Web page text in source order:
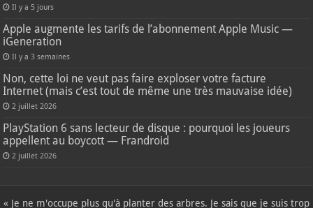
Il y a 5 jours
Apple augmente les tarifs de l’abonnement Apple Music —
iGeneration
Il y a 3 semaines
Non, cette loi ne veut pas faire exploser votre facture
Internet (mais c’est tout de même une très mauvaise idée)
2 juillet 2026
PlayStation 6 sans lecteur de disque : pourquoi les joueurs
appellent au boycott — Frandroid
2 juillet 2026
« Je ne m'occupe plus qu'à planter des arbres. Je sais que je suis trop